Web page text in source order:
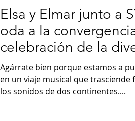
Elsa y Elmar junto a
oda a la
celebración de la
creativa
Agárrate bien porque estamos a
en un viaje musical que trasciende
los sonidos de dos continentes....